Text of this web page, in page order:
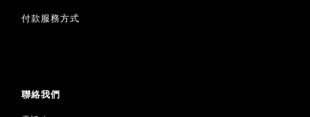
付款服務方式
聯絡我們